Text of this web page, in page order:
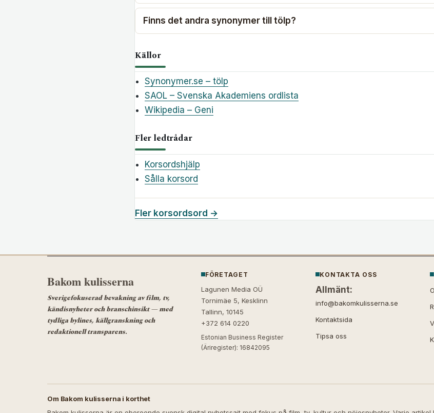
Finns det andra synonymer till tölp?
Källor
Synonymer.se – tölp
SAOL – Svenska Akademiens ordlista
Wikipedia – Geni
Fler ledtrådar
Korsordshjälp
Sålla korsord
Fler korsordsord →
Bakom kulisserna
Sverigefokuserad bevakning av film, tv,
kändisnyheter och branschinsikt — med
tydliga bylines, källgranskning och
redaktionell transparens.
FÖRETAGET
Lagunen Media OÜ
Tornimäe 5, Kesklinn
Tallinn, 10145
+372 614 0220
Estonian Business Register
(Äriregister): 16842095
KONTAKTA OSS
Allmänt:
info@bakomkulisserna.se
Kontaktsida
Tipsa oss
Om Bakom kulisserna i korthet